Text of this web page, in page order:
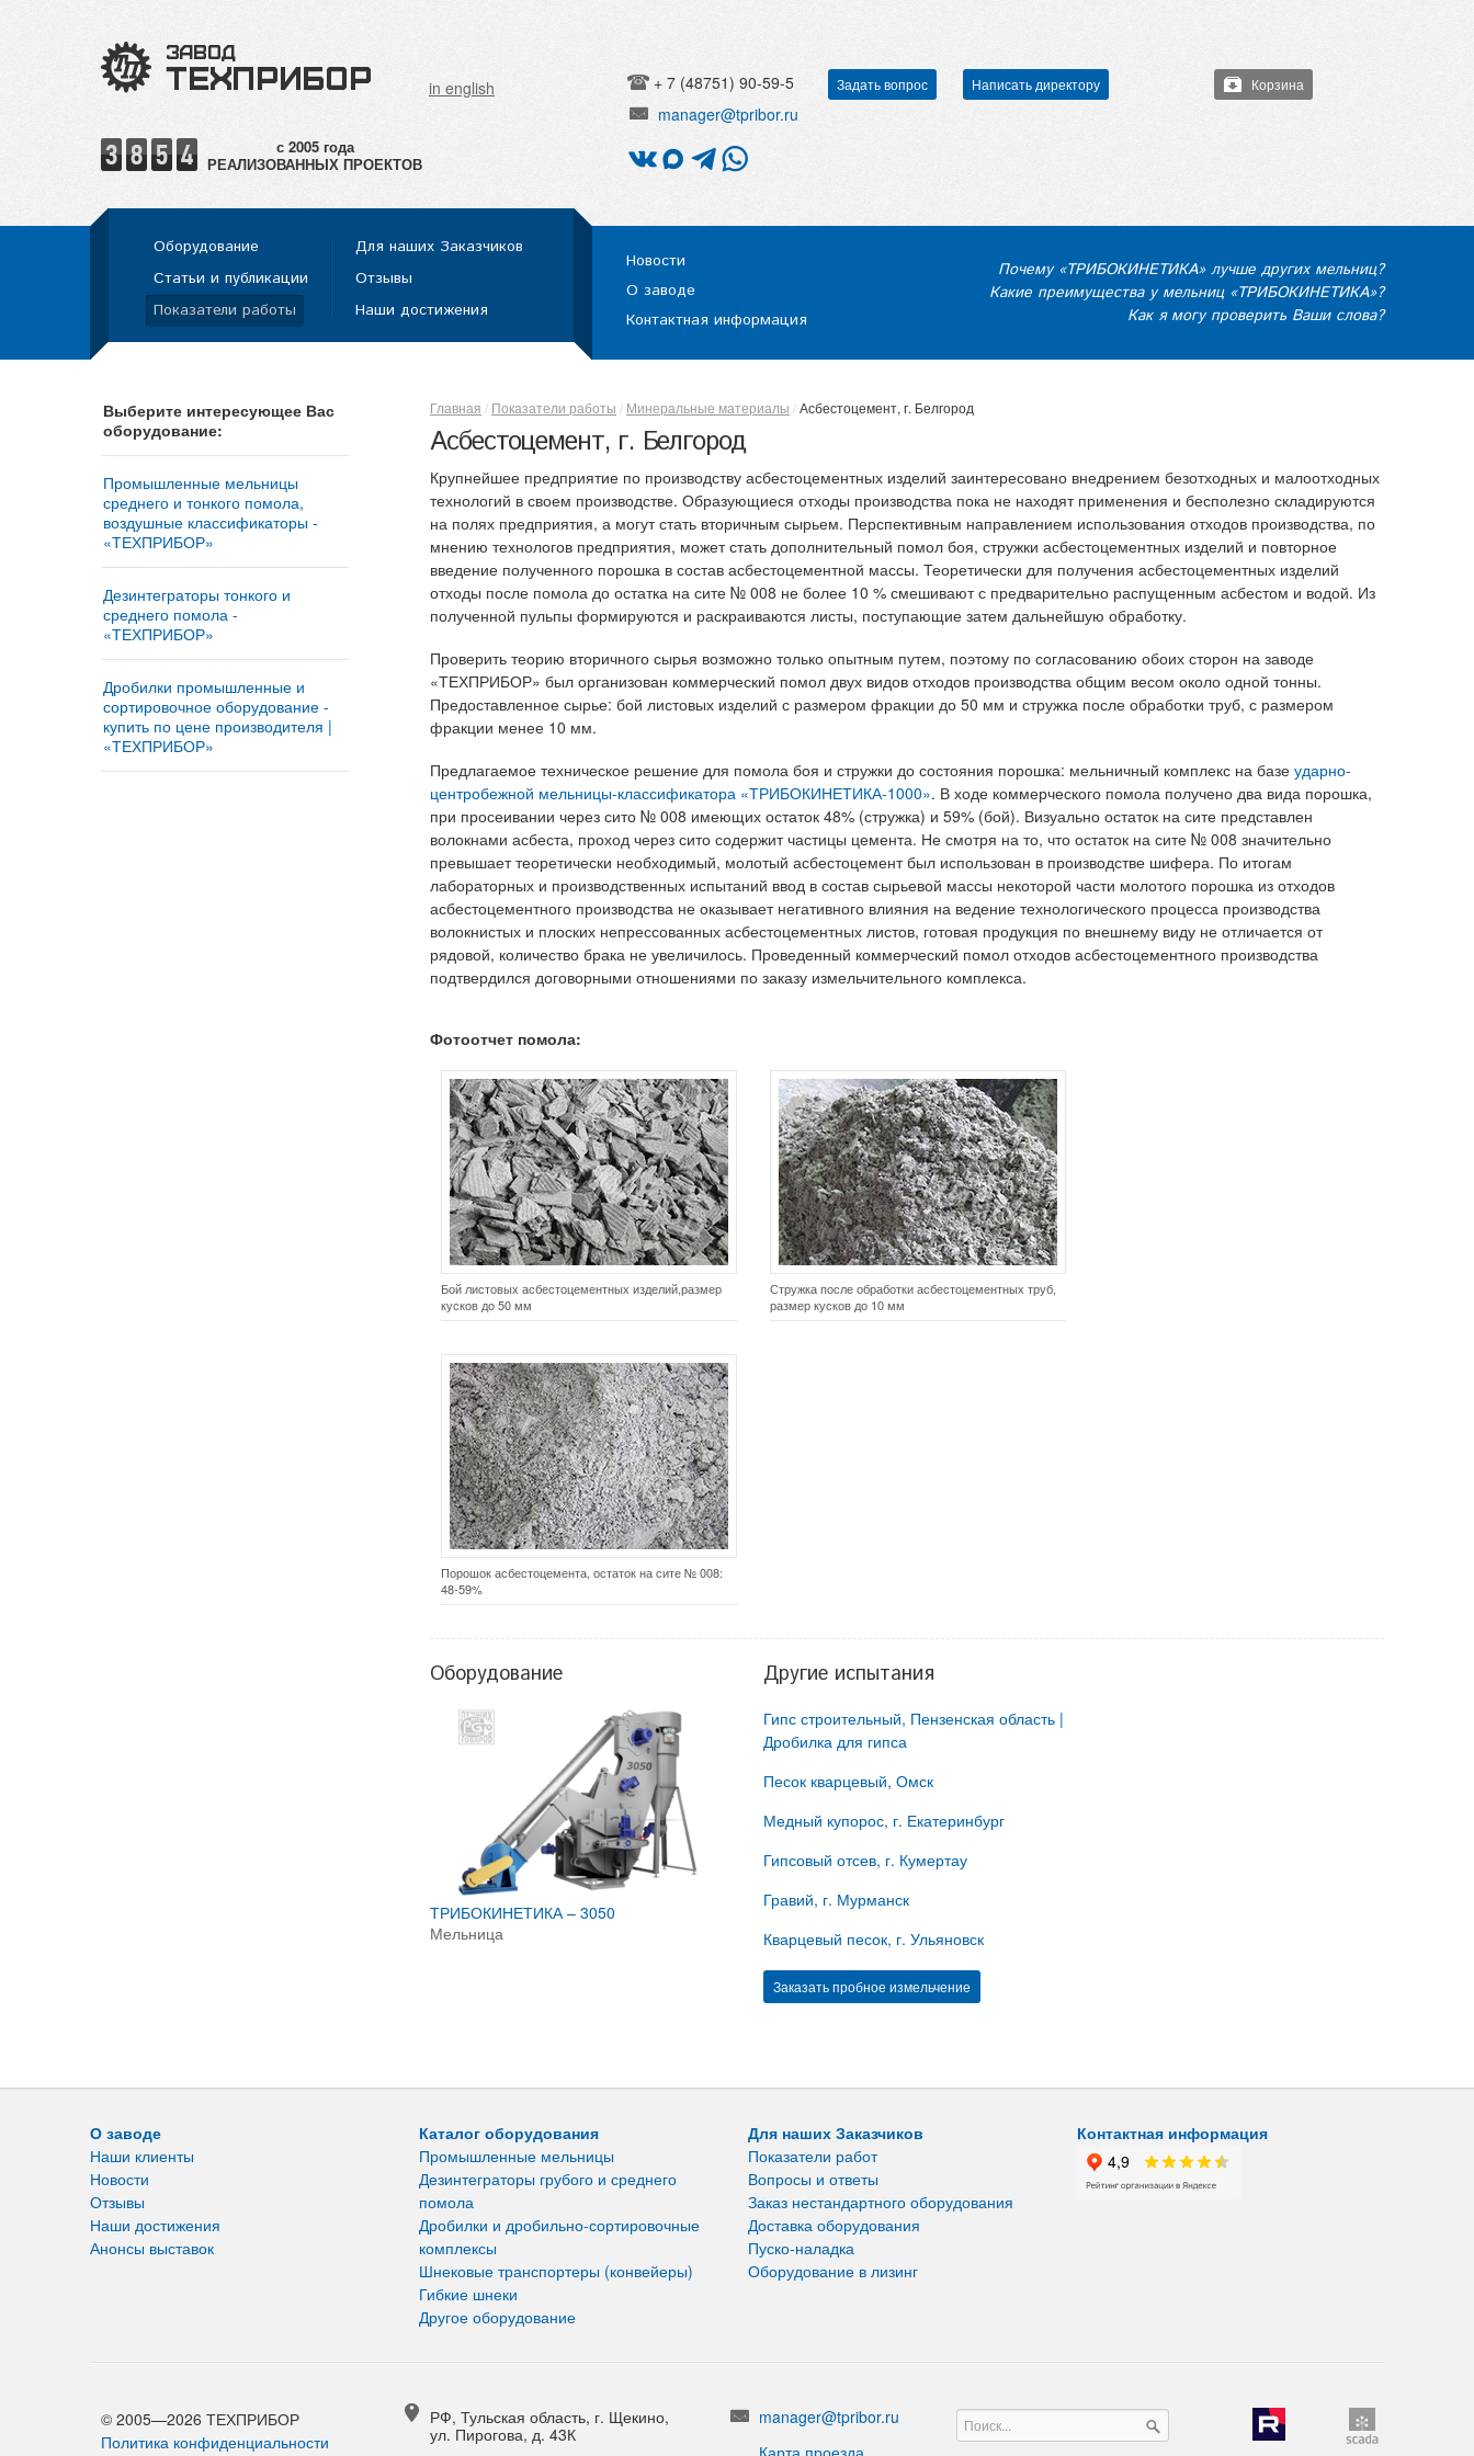
in english + 7 (48751) 90-59-5 Задать вопрос Написать директору
manager@tpribor.ru
Корзина
РЕАЛИЗОВАННЫХ ПРОЕКТОВ
Оборудование
Статьи и публикации
Показатели работы
Для наших Заказчиков
Отзывы
Наши достижения
Новости
О заводе
Контактная информация
Почему «ТРИБОКИНЕТИКА» лучше других мельниц?
Какие преимущества у мельниц «ТРИБОКИНЕТИКА»?
Как я могу проверить Ваши слова?
Выберите интересующее Вас
оборудование:
Промышленные мельницы
среднего и тонкого помола,
воздушные классификаторы -
«ТЕХПРИБОР»
Мельница «ТРИБОКИНЕТИКА
– 10050» - купить у
изготовителя
Мельница «ТРИБОКИНЕТИКА
– 3050» | Ударно-
центробежные и шаровые
мельницы
Автоматизированная
мельница «МИКРОКСИЛЕМА -
М1» Сушит – мелет -
Дезинтеграторы тонкого и
среднего помола -
«ТЕХПРИБОР»
Измельчительный агрегат
«ДМПК-ГОРИЗОНТ»
Дезинтегратор «ГОРИЗОНТ –
380Z»
Дезинтегратор «ГОРИЗОНТ-
Дробилки промышленные и
сортировочное оборудование -
купить по цене производителя |
«ТЕХПРИБОР»
Купить дробильно-
Главная Показатели работы Минеральные материалы Асбестоцемент, г. Белгород
Асбестоцемент, г. Белгород
Крупнейшее предприятие по производству асбестоцементных изделий заинтересовано внедрением безотходных и малоотходных
технологий в своем производстве. Образующиеся отходы производства пока не находят применения и бесполезно складируются
на полях предприятия, а могут стать вторичным сырьем. Перспективным направлением использования отходов производства, по
мнению технологов предприятия, может стать дополнительный помол боя, стружки асбестоцементных изделий и повторное
введение полученного порошка в состав асбестоцементной массы. Теоретически для получения асбестоцементных изделий
отходы после помола до остатка на сите № 008 не более 10 % смешивают с предварительно распущенным асбестом и водой. Из
полученной пульпы формируются и раскраиваются листы, поступающие затем дальнейшую обработку.
Проверить теорию вторичного сырья возможно только опытным путем, поэтому по согласованию обоих сторон на заводе
«ТЕХПРИБОР» был организован коммерческий помол двух видов отходов производства общим весом около одной тонны.
Предоставленное сырье: бой листовых изделий с размером фракции до 50 мм и стружка после обработки труб, с размером
фракции менее 10 мм.
Предлагаемое техническое решение для помола боя и стружки до состояния порошка: мельничный комплекс на базе ударно-
центробежной мельницы-классификатора «ТРИБОКИНЕТИКА-1000». В ходе коммерческого помола получено два вида порошка,
при просеивании через сито № 008 имеющих остаток 48% (стружка) и 59% (бой). Визуально остаток на сите представлен
волокнами асбеста, проход через сито содержит частицы цемента. Не смотря на то, что остаток на сите № 008 значительно
превышает теоретически необходимый, молотый асбестоцемент был использован в производстве шифера. По итогам
лабораторных и производственных испытаний ввод в состав сырьевой массы некоторой части молотого порошка из отходов
асбестоцементного производства не оказывает негативного влияния на ведение технологического процесса производства
волокнистых и плоских непрессованных асбестоцементных листов, готовая продукция по внешнему виду не отличается от
рядовой, количество брака не увеличилось. Проведенный коммерческий помол отходов асбестоцементного производства
подтвердился договорными отношениями по заказу измельчительного комплекса.
Фотоотчет помола:
Бой листовых асбестоцементных изделий,размер
кусков до 50 мм
Стружка после обработки асбестоцементных труб,
размер кусков до 10 мм
Порошок асбестоцемента, остаток на сите № 008:
48-59%
Оборудование
ТРИБОКИНЕТИКА – 3050
Мельница
Другие испытания
Гипс строительный, Пензенская область |
Дробилка для гипса
Песок кварцевый, Омск
Медный купорос, г. Екатеринбург
Гипсовый отсев, г. Кумертау
Гравий, г. Мурманск
Кварцевый песок, г. Ульяновск
Заказать пробное измельчение
О заводе
Наши клиенты
Новости
Отзывы
Наши достижения
Анонсы выставок
Каталог оборудования
Промышленные мельницы
Дезинтеграторы грубого и среднего
помола
Дробилки и дробильно-сортировочные
комплексы
Шнековые транспортеры (конвейеры)
Гибкие шнеки
Другое оборудование
Для наших Заказчиков
Показатели работ
Вопросы и ответы
Заказ нестандартного оборудования
Доставка оборудования
Пуско-наладка
Оборудование в лизинг
Контактная информация
© 2005—2026 ТЕХПРИБОР
Политика конфиденциальности
РФ, Тульская область, г. Щекино,
ул. Пирогова, д. 43К
manager@tpribor.ru
Карта проезда